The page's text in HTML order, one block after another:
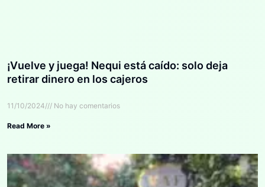
¡Vuelve y juega! Nequi está caído: solo deja
retirar dinero en los cajeros
11/10/2024 No hay comentarios
Read More »